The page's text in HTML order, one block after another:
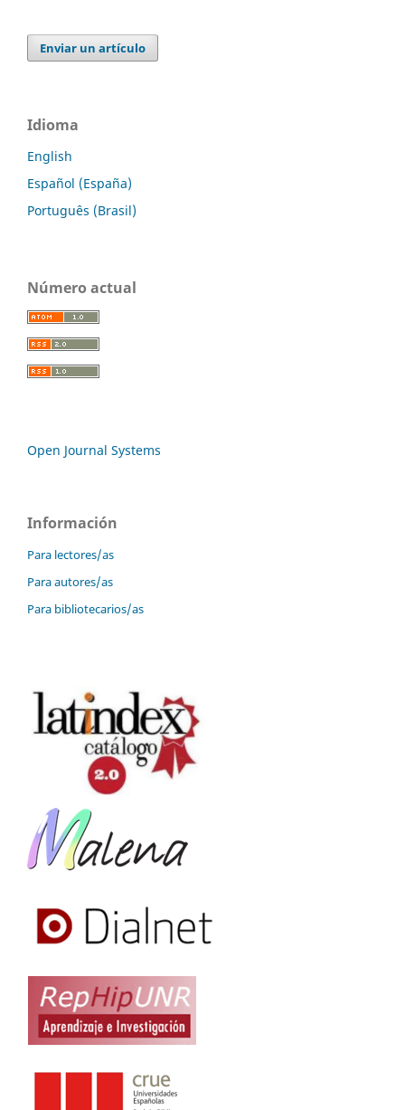
Enviar un artículo
Idioma
English
Español (España)
Português (Brasil)
Número actual
Open Journal Systems
Información
Para lectores/as
Para autores/as
Para bibliotecarios/as